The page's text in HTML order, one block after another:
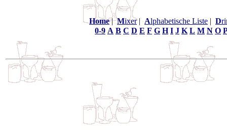
Home|Mixer| Alphabetische Liste | D
0-9 A B C D E F G H I J K L M N O